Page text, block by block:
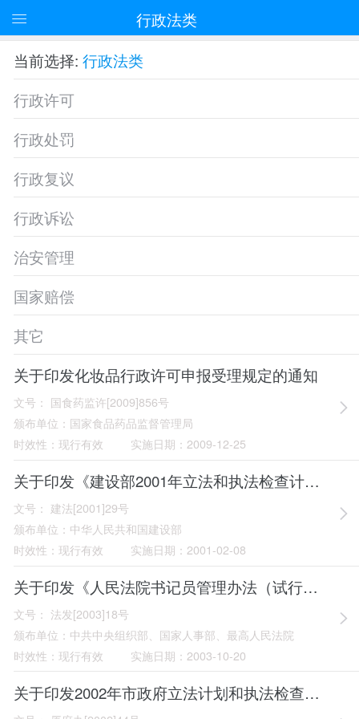
行政法类
当前选择: 行政法类
行政许可
行政处罚
行政复议
行政诉讼
治安管理
国家赔偿
其它
关于印发化妆品行政许可申报受理规定的通知
文号： 国食药监许[2009]856号
颁布单位： 国家食品药品监督管理局
时效性： 现行有效 实施日期： 2009-12-25
关于印发《建设部2001年立法和执法检查计划》的通知
文号： 建法[2001]29号
颁布单位： 中华人民共和国建设部
时效性： 现行有效 实施日期： 2001-02-08
关于印发《人民法院书记员管理办法（试行）》的通知
文号： 法发[2003]18号
颁布单位： 中共中央组织部、国家人事部、最高人民法院
时效性： 现行有效 实施日期： 2003-10-20
关于印发2002年市政府立法计划和执法检查计划的通知